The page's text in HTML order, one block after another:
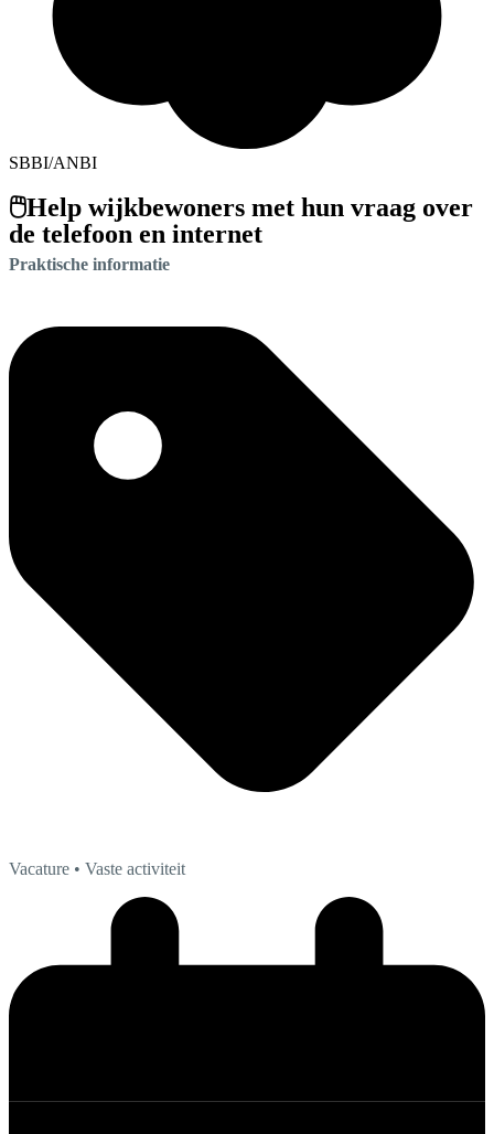
SBBI/ANBI
🖱️Help wijkbewoners met hun vraag over
de telefoon en internet
Praktische informatie
Vacature • Vaste activiteit